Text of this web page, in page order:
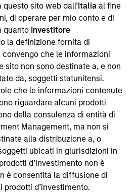
sito web dall’Italia al fine
di operare per mio conto e di
quanto Investitore
la definizione fornita di
convengo che le informazioni
sito non sono destinate a, e non
da, soggetti statunitensi.
che le informazioni contenute
riguardare alcuni prodotti
della consulenza di entità di
Management, ma non si
alla distribuzione a, o
ubicati in giurisdizioni in
d’investimento non è
è consentita la diffusione di
d’investimento.
Team
Director and Chief
Funds. She joined
for all aspects of
program including the
of the Funds’
and the oversight of the
providers. She has worked
since 1995, and has
investment adviser and
as well as risk
management and
Calvert, Ms. Brown was